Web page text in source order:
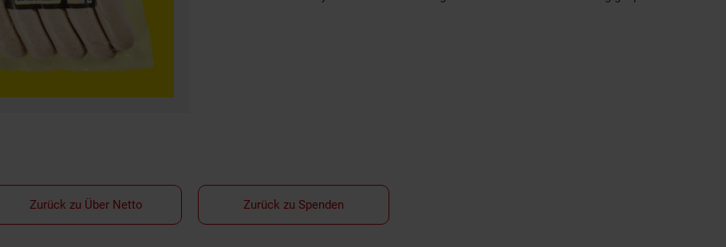
Zurück zu Über Netto Zurück zu Spenden